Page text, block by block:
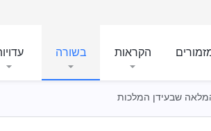
הקראות בשורה
שבעידן המלכות